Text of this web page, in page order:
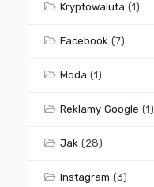
Kryptowaluta (1)
Facebook (7)
Moda (1)
Reklamy Google (1)
Jak (28)
Instagram (3)